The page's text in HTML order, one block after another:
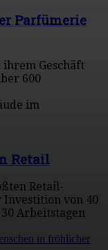
Parfümerie
Geschäft
600
im
Retail
Retail-
von 40
Arbeitstagen